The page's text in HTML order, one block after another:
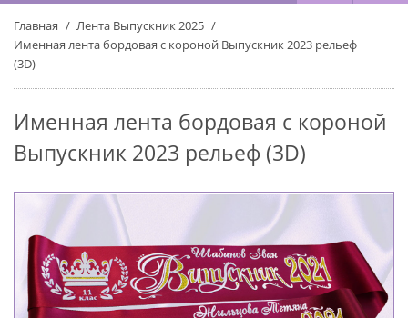
Главная
Лента Выпускник 2025
Именная лента бордовая с короной Выпускник 2023 рельеф
(3D)
Именная лента бордовая с короной
Выпускник 2023 рельеф (3D)